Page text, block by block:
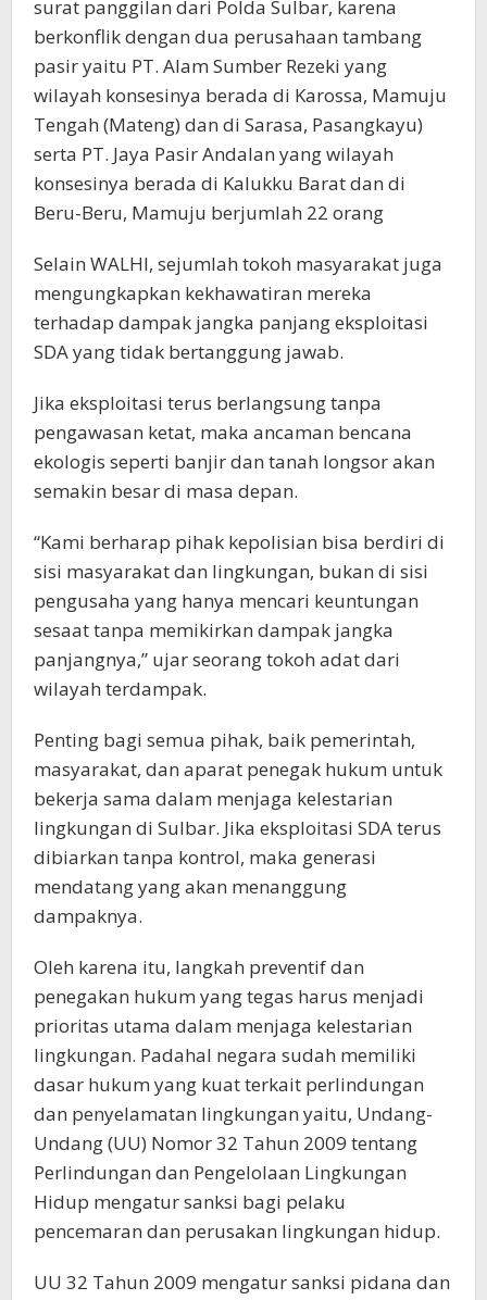
surat panggilan dari Polda Sulbar, karena
berkonflik dengan dua perusahaan tambang
pasir yaitu PT. Alam Sumber Rezeki yang
wilayah konsesinya berada di Karossa, Mamuju
Tengah (Mateng) dan di Sarasa, Pasangkayu)
serta PT. Jaya Pasir Andalan yang wilayah
konsesinya berada di Kalukku Barat dan di
Beru-Beru, Mamuju berjumlah 22 orang
Selain WALHI, sejumlah tokoh masyarakat juga
mengungkapkan kekhawatiran mereka
terhadap dampak jangka panjang eksploitasi
SDA yang tidak bertanggung jawab.
Jika eksploitasi terus berlangsung tanpa
pengawasan ketat, maka ancaman bencana
ekologis seperti banjir dan tanah longsor akan
semakin besar di masa depan.
“Kami berharap pihak kepolisian bisa berdiri di
sisi masyarakat dan lingkungan, bukan di sisi
pengusaha yang hanya mencari keuntungan
sesaat tanpa memikirkan dampak jangka
panjangnya,” ujar seorang tokoh adat dari
wilayah terdampak.
Penting bagi semua pihak, baik pemerintah,
masyarakat, dan aparat penegak hukum untuk
bekerja sama dalam menjaga kelestarian
lingkungan di Sulbar. Jika eksploitasi SDA terus
dibiarkan tanpa kontrol, maka generasi
mendatang yang akan menanggung
dampaknya.
Oleh karena itu, langkah preventif dan
penegakan hukum yang tegas harus menjadi
prioritas utama dalam menjaga kelestarian
lingkungan. Padahal negara sudah memiliki
dasar hukum yang kuat terkait perlindungan
dan penyelamatan lingkungan yaitu, Undang-
Undang (UU) Nomor 32 Tahun 2009 tentang
Perlindungan dan Pengelolaan Lingkungan
Hidup mengatur sanksi bagi pelaku
pencemaran dan perusakan lingkungan hidup.
UU 32 Tahun 2009 mengatur sanksi pidana dan